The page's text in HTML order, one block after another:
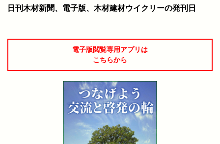
日刊木材新聞、電子版、木材建材ウイクリーの発刊日
電子版閲覧専用アプリは
こちらから